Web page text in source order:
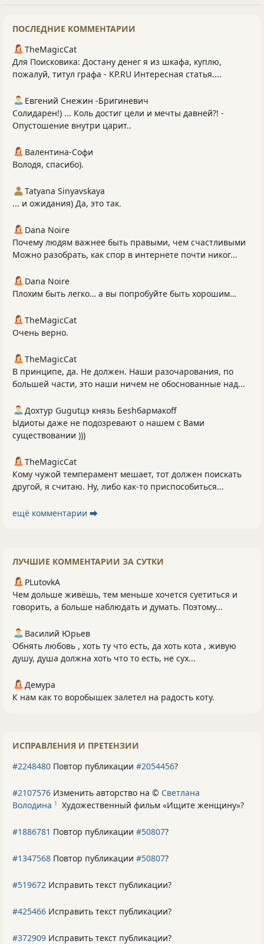
ПОСЛЕДНИЕ КОММЕНТАРИИ
TheMagicCat
Для Поисковика: Достану денег я из шкафа, куплю,
пожалуй, титул графа - KP.RU Интересная статья....
Евгений Снежин -Бригиневич
Солидарен!) ... Коль достиг цели и мечты давней?! -
Опустошение внутри царит..
Валентина-Софи
Володя, спасибо).
Tatyana Sinyavskaya
... и ожидания) Да, это так.
Dana Noire
Почему людям важнее быть правыми, чем счастливыми
Можно разобрать, как спор в интернете почти никог...
Dana Noire
Плохим быть легко… а вы попробуйте быть хорошим…
TheMagicCat
Очень верно.
TheMagicCat
В принципе, да. Не должен. Наши разочарования, по
большей части, это наши ничем не обоснованные над...
Дохтур Gugutцэ князь Беshбармакоff
Ыдиоты даже не подозревают о нашем с Вами
существовании )))
TheMagicCat
Кому чужой темперамент мешает, тот должен поискать
другой, я считаю. Ну, либо как-то приспособиться...
ещё комментарии ⮕
ЛУЧШИЕ КОММЕНТАРИИ ЗА СУТКИ
PLutоvkА
Чем дольше живёшь, тем меньше хочется суетиться и
говорить, а больше наблюдать и думать. Поэтому...
Василий Юрьев
Обнять любовь , хоть ту что есть, да хоть кота , живую
душу, душа должна хоть что то есть, не сух...
Демура
К нам как то воробышек залетел на радость коту.
ИСПРАВЛЕНИЯ И ПРЕТЕНЗИИ
#2248480 Повтор публикации #2054456?
#2107576 Изменить авторство на © Светлана
Володина 1 Художественный фильм «Ищите женщину»?
#1886781 Повтор публикации #50807?
#1347568 Повтор публикации #50807?
#519672 Исправить текст публикации?
#425466 Исправить текст публикации?
#372909 Исправить текст публикации?